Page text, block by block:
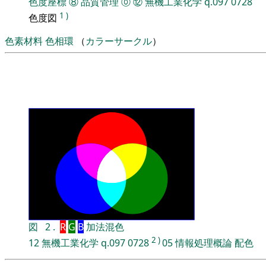
色度図 1 )
色素材料色相環 （カラーサークル）
図 2 . R G B 加法混色
12無機工業化学 q.0970728 2 )05情報処理概論配色